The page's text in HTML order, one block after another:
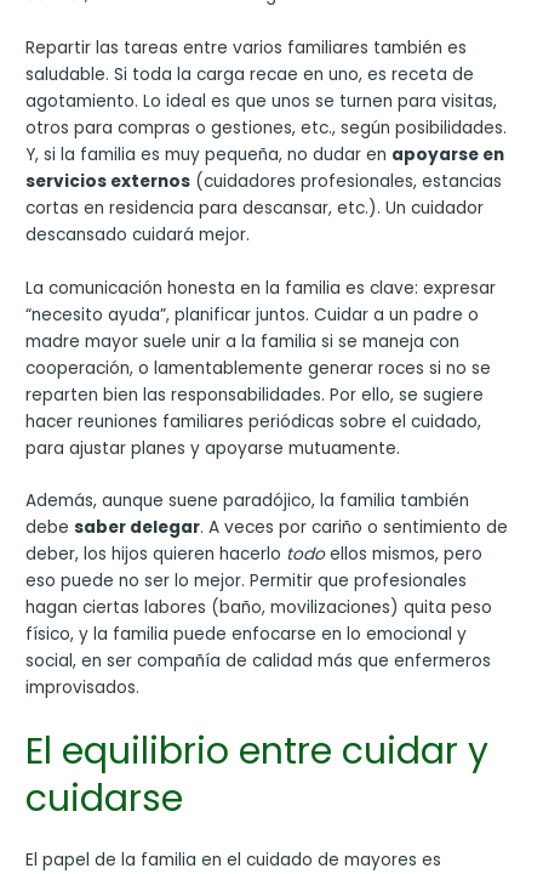
Repartir las tareas entre varios familiares también es
saludable. Si toda la carga recae en uno, es receta de
agotamiento. Lo ideal es que unos se turnen para visitas,
otros para compras o gestiones, etc., según posibilidades.
Y, si la familia es muy pequeña, no dudar en apoyarse en
servicios externos (cuidadores profesionales, estancias
cortas en residencia para descansar, etc.). Un cuidador
descansado cuidará mejor.
La comunicación honesta en la familia es clave: expresar
“necesito ayuda”, planificar juntos. Cuidar a un padre o
madre mayor suele unir a la familia si se maneja con
cooperación, o lamentablemente generar roces si no se
reparten bien las responsabilidades. Por ello, se sugiere
hacer reuniones familiares periódicas sobre el cuidado,
para ajustar planes y apoyarse mutuamente.
Además, aunque suene paradójico, la familia también
debesaber delegar. A veces por cariño o sentimiento de
deber, los hijos quieren hacerlo todoellos mismos, pero
eso puede no ser lo mejor. Permitir que profesionales
hagan ciertas labores (baño, movilizaciones) quita peso
físico, y la familia puede enfocarse en lo emocional y
social, en ser compañía de calidad más que enfermeros
improvisados.
El equilibrio entre cuidar y
cuidarse
El papel de la familia en el cuidado de mayores es